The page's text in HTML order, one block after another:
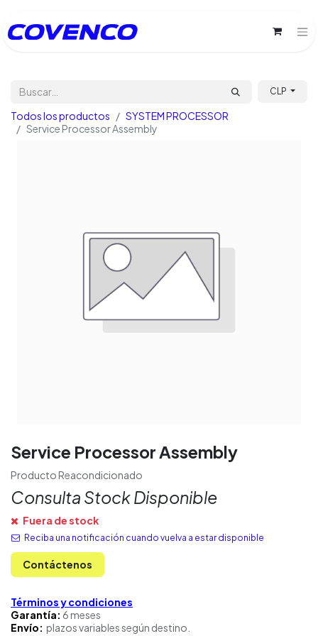
CLP
Todos los productos
SYSTEM PROCESSOR
Service Processor Assembly
Service Processor Assembly
Producto Reacondicionado
Consulta Stock Disponible
Fuera de stock
Reciba una notificación cuando vuelva a estar disponible
Contáctenos
Términos y condiciones
Garantía: 6 meses
Envío: plazos variables según destino.